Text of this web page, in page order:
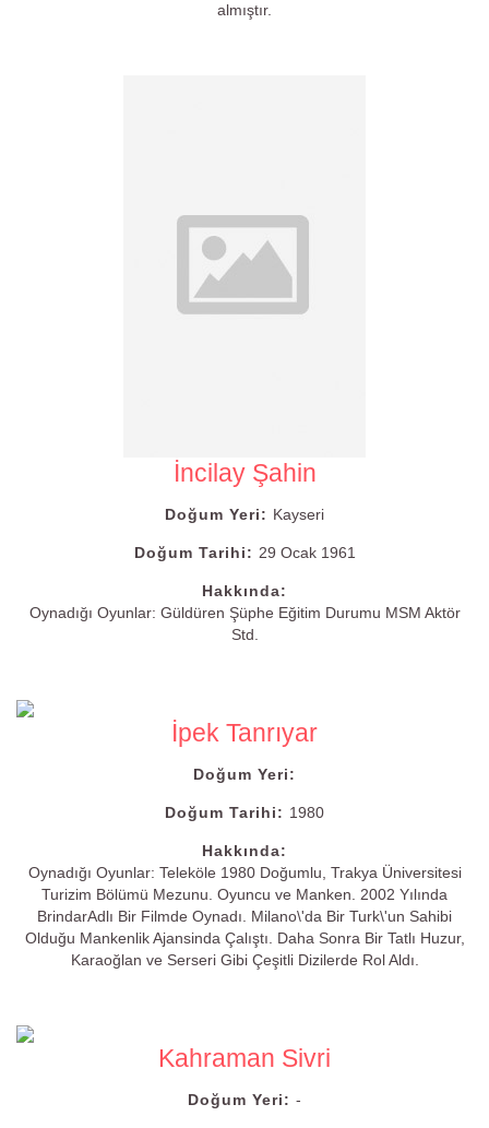
almıştır.
İncilay Şahin
Doğum Yeri: Kayseri
Doğum Tarihi: 29 Ocak 1961
Hakkında:
Oynadığı Oyunlar: Güldüren Şüphe Eğitim Durumu MSM Aktör
Std.
İpek Tanrıyar
Doğum Yeri:
Doğum Tarihi: 1980
Hakkında:
Oynadığı Oyunlar: Teleköle 1980 Doğumlu, Trakya Üniversitesi
Turizim Bölümü Mezunu. Oyuncu ve Manken. 2002 Yılında
BrindarAdlı Bir Filmde Oynadı. Milano\'da Bir Turk\'un Sahibi
Olduğu Mankenlik Ajansinda Çalıştı. Daha Sonra Bir Tatlı Huzur,
Karaoğlan ve Serseri Gibi Çeşitli Dizilerde Rol Aldı.
Kahraman Sivri
Doğum Yeri: -